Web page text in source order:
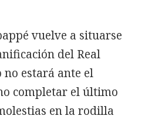
vuelve a situarse
del Real
estará ante el
completar el último
en la rodilla